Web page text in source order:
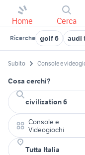
Home Cerca
Ricerche golf 6 audi
Subito Console e
Cosa cerchi?
Console e
Videogiochi